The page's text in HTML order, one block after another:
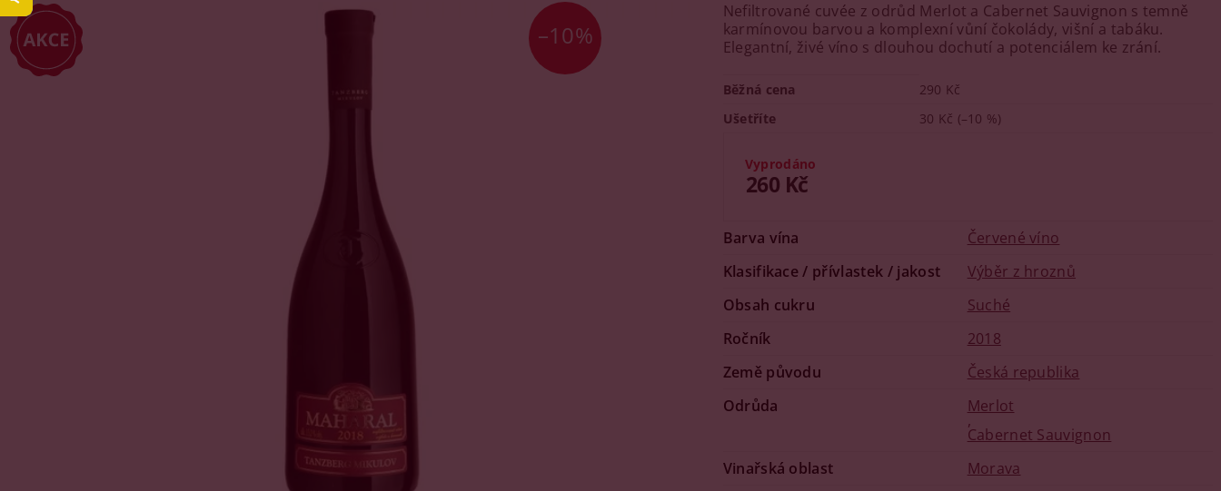
–10%
Nefiltrované cuvée z odrůd Merlot a Cabernet Sauvignon s temně
karmínovou barvou a komplexní vůní čokolády, višní a tabáku.
Elegantní, živé víno s dlouhou dochutí a potenciálem ke zrání.
Vyprodáno
Běžná cena
290 Kč
Ušetříte
30 Kč (–10 %)
260 Kč
Barva vína
Červené víno
Klasifikace / přívlastek / jakost
Výběr z hroznů
Obsah cukru
Suché
Ročník
2018
Země původu
Česká republika
Odrůda
Merlot
,
Cabernet Sauvignon
Vinařská oblast
Morava